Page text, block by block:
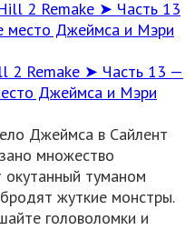
2 Remake ➤ Часть 13 —
Джеймса и Мэри
Джеймса в Сайлент
множество
окутанный туманом
жуткие монстры.
головоломки и